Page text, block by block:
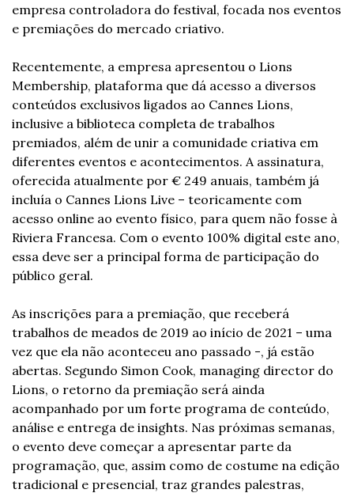
empresa controladora do festival, focada nos eventos
e premiações do mercado criativo.
Recentemente, a empresa apresentou o Lions
Membership, plataforma que dá acesso a diversos
conteúdos exclusivos ligados ao Cannes Lions,
inclusive a biblioteca completa de trabalhos
premiados, além de unir a comunidade criativa em
diferentes eventos e acontecimentos. A assinatura,
oferecida atualmente por € 249 anuais, também já
incluía o Cannes Lions Live – teoricamente com
acesso online ao evento físico, para quem não fosse à
Riviera Francesa. Com o evento 100% digital este ano,
essa deve ser a principal forma de participação do
público geral.
As inscrições para a premiação, que receberá
trabalhos de meados de 2019 ao início de 2021 – uma
vez que ela não aconteceu ano passado -, já estão
abertas. Segundo Simon Cook, managing director do
Lions, o retorno da premiação será ainda
acompanhado por um forte programa de conteúdo,
análise e entrega de insights. Nas próximas semanas,
o evento deve começar a apresentar parte da
programação, que, assim como de costume na edição
tradicional e presencial, traz grandes palestras,